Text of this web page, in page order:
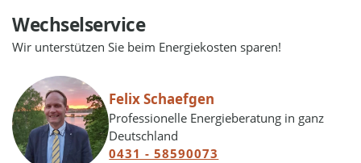
Wechselservice
Wir unterstützen Sie beim Energiekosten sparen!
Felix Schaefgen
Professionelle Energieberatung in ganz
Deutschland
0431 - 58590073